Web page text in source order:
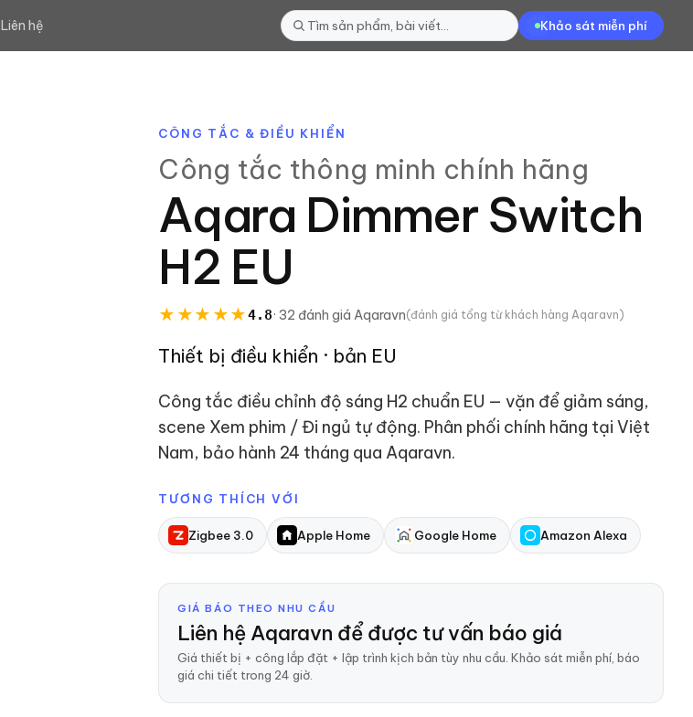
Liên hệ Khảo sát miễn phí
CÔNG TẮC & ĐIỀU KHIỂN
Công tắc thông minh chính hãng
Aqara Dimmer Switch
H2 EU
★ ★★ ★★4.8· 32 đánh giá Aqaravn(đánh giá tổng từ khách hàng Aqaravn)
Thiết bị điều khiển · bản EU
Công tắc điều chỉnh độ sáng H2 chuẩn EU — vặn để giảm sáng,
scene Xem phim / Đi ngủ tự động. Phân phối chính hãng tại Việt
Nam, bảo hành 24 tháng qua Aqaravn.
TƯƠNG THÍCH VỚI
Zigbee 3.0 Apple Home Google Home Amazon Alexa
GIÁ BÁO THEO NHU CẦU
Liên hệ Aqaravn để được tư vấn báo giá
Giá thiết bị + công lắp đặt + lập trình kịch bản tùy nhu cầu. Khảo sát miễn phí, báo
giá chi tiết trong 24 giờ.